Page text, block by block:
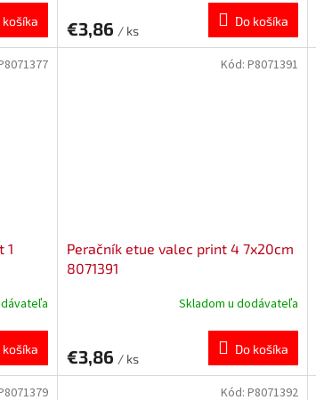
košíka €3,86 / ks
Do košíka
1
košíka
Peračník etue valec print 4 7x20cm
8071391
Skladom u dodávateľa
€3,86 / ks
Do košíka
Kód: P8071391
Kód: P8071392